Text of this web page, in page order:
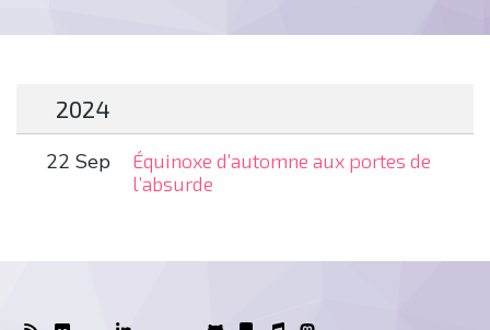
2024
22 Sep
Équinoxe d’automne aux portes de
l’absurde